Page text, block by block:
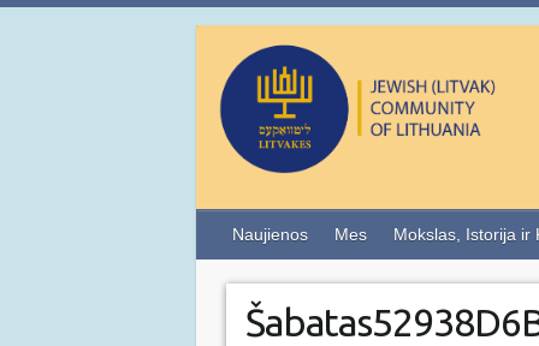
Naujienos Mes Mokslas, Istorija ir